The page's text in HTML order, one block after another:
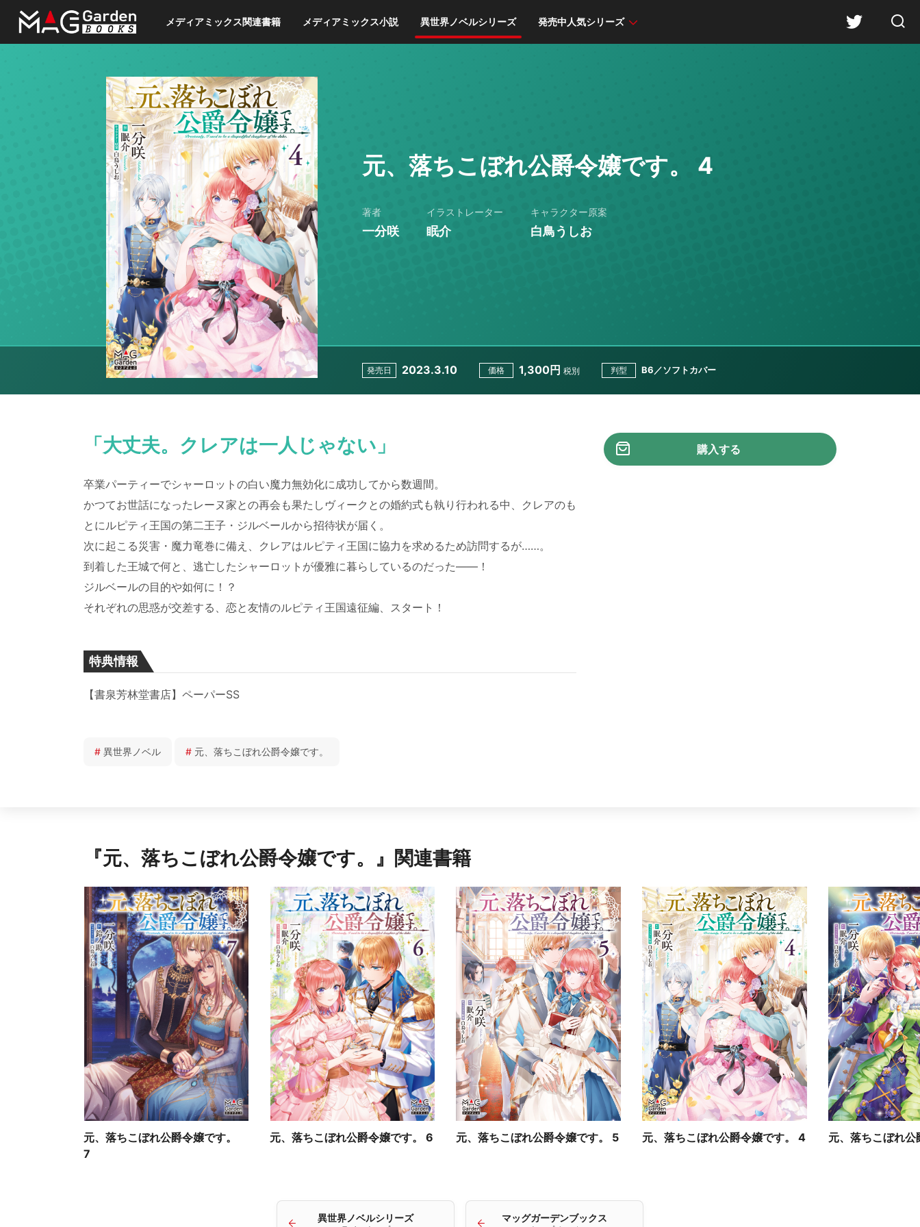
メディアミックス関連書籍 メディアミックス小説 異世界ノベルシリーズ 発売中人気シリーズ
元、落ちこぼれ公爵令嬢です。 4
著者
一分咲
イラストレーター
眠介
キャラクター原案
白鳥うしお
発売日 2023.3.10 価格 1,300円 税別 判型 B6／ソフトカバー
「大丈夫。クレアは一人じゃない」
卒業パーティーでシャーロットの白い魔力無効化に成功してから数週間。
かつてお世話になったレーヌ家との再会も果たしヴィークとの婚約式も執り行われる中、クレアのも
とにルピティ王国の第二王子・ジルベールから招待状が届く。
次に起こる災害・魔力竜巻に備え、クレアはルピティ王国に協力を求めるため訪問するが……。
到着した王城で何と、逃亡したシャーロットが優雅に暮らしているのだった――！
ジルベールの目的や如何に！？
それぞれの思惑が交差する、恋と友情のルピティ王国遠征編、スタート！
特典情報
【書泉芳林堂書店】ペーパーSS
# 異世界ノベル # 元、落ちこぼれ公爵令嬢です。
購入する
『元、落ちこぼれ公爵令嬢です。』関連書籍
元、落ちこぼれ公爵令嬢です。
7
元、落ちこぼれ公爵令嬢です。 6 元、落ちこぼれ公爵令嬢です。 5 元、落ちこぼれ公爵令嬢です。 4 元、落ちこぼれ
異世界ノベルシリーズ マッグガーデンブックス